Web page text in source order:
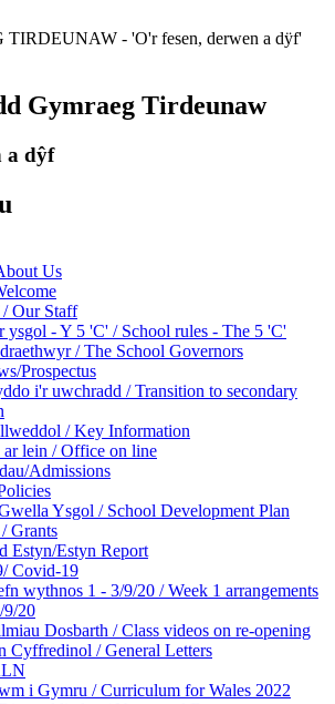
- 'O'r fesen, derwen a dÿf'
Gymraeg Tirdeunaw
a dŷf
Us
Our Staff
ysgol - Y 5 'C' / School rules - The 5 'C'
/ The School Governors
Prospectus
i'r uwchradd / Transition to secondary
/ Key Information
ar lein / Office on line
Admissions
Ysgol / School Development Plan
Grants
Estyn/Estyn Report
Covid-19
wythnos 1 - 3/9/20 / Week 1 arrangements
9/20
Dosbarth / Class videos on re-opening
Cyffredinol / General Letters
i Gymru / Curriculum for Wales 2022